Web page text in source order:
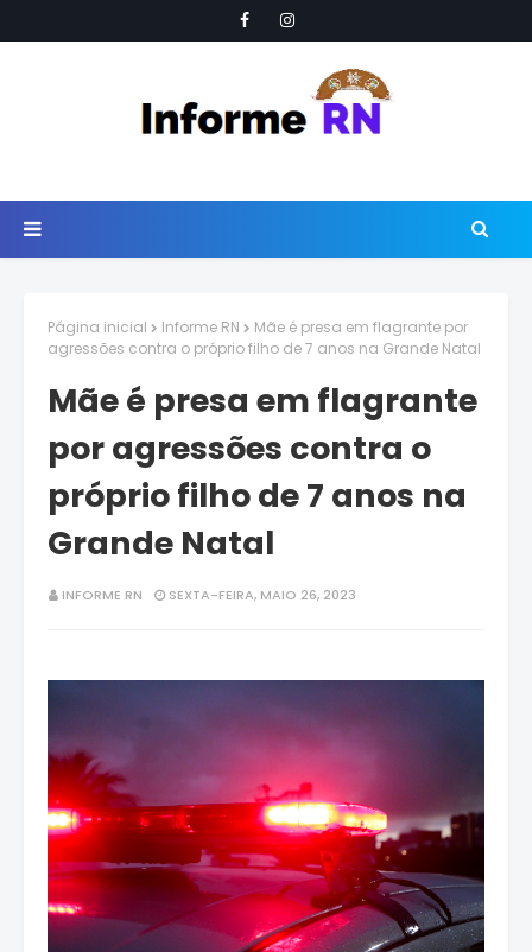
Página inicial Informe RN
Mãe é presa em flagrante por
agressões contra o próprio filho de 7 anos na Grande Natal
Mãe é presa em flagrante
por agressões contra o
próprio filho de 7 anos na
Grande Natal
INFORME RN SEXTA-FEIRA, MAIO 26, 2023